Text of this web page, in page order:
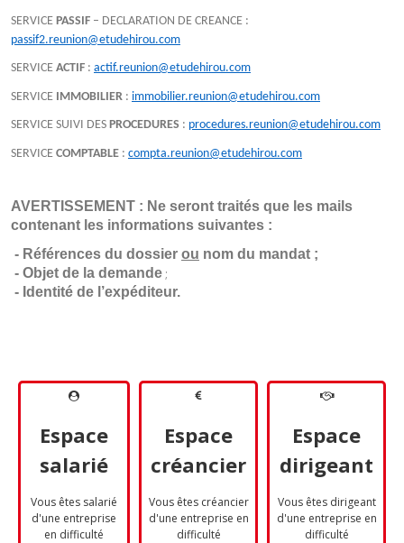
SERVICE PASSIF – DECLARATION DE CREANCE :
passif2.reunion@etudehirou.com
SERVICE ACTIF : actif.reunion@etudehirou.com
SERVICE IMMOBILIER : immobilier.reunion@etudehirou.com
SERVICE SUIVI DES PROCEDURES : procedures.reunion@etudehirou.com
SERVICE COMPTABLE : compta.reunion@etudehirou.com
AVERTISSEMENT : Ne seront traités que les mails
contenant les informations suivantes :
- Références du dossier ou nom du mandat ;
- Objet de la demande ;
- Identité de l’expéditeur.
Espace
salarié
Vous êtes salarié
d'une entreprise
en difficulté
Espace
créancier
Vous êtes créancier
d'une entreprise en
difficulté
Espace
dirigeant
Vous êtes dirigeant
d'une entreprise en
difficulté